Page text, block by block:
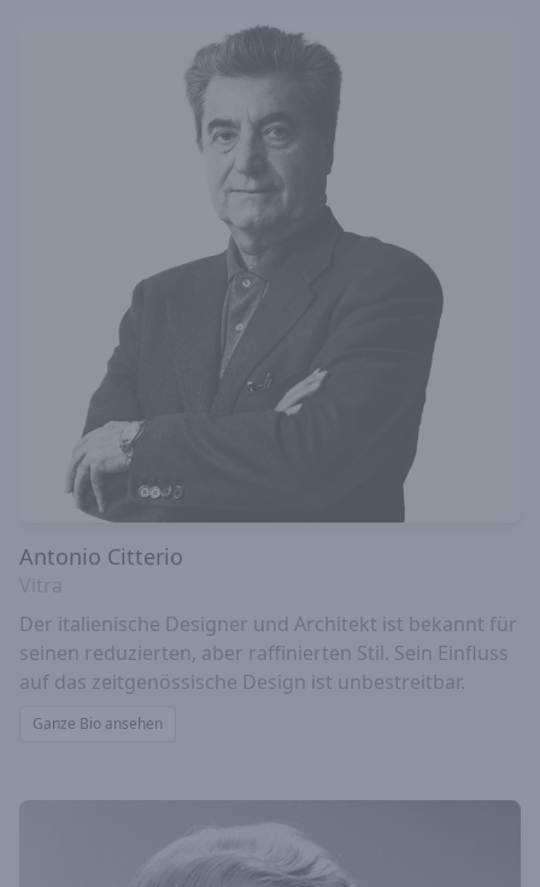
Antonio Citterio
Der italienische Designer und Architekt ist bekannt für
seinen reduzierten, aber raffinierten Stil. Sein Einfluss
auf das zeitgenössische Design ist unbestreitbar.
Ganze Bio ansehen